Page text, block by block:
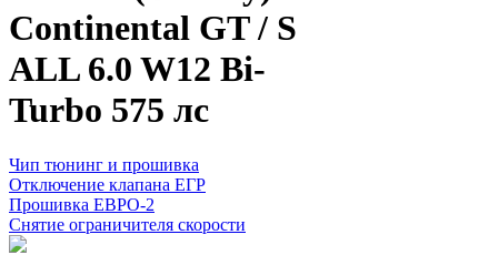
Continental GT / S
ALL 6.0 W12 Bi-
Turbo 575 лс
Чип тюнинг и прошивка
Отключение клапана ЕГР
Прошивка ЕВРО-2
Снятие ограничителя скорости